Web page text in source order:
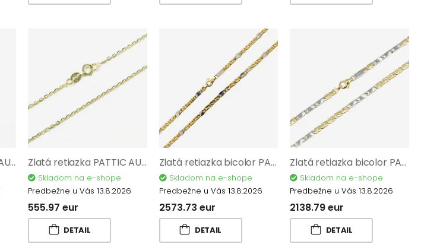
Zlatá retiazka PATTIC AU 585/1000 1,10 gr CA00202-42 Zlatá retiazka PATTIC AU 585/1000 2,30 gr CA00102-45
Skladom na e-shope
Predbežne u Vás 13.8.2026
555.97 eur
DETAIL
Zlatá retiazka bicolor PATTIC AU 585/1000 10,65 gr BA146602-55
Skladom na e-shope
Predbežne u Vás 13.8.2026
2573.73 eur
DETAIL
Zlatá retiazka bicolor PATTIC AU 585/1000 8,85 gr BA212402-50
Skladom na e-shope
Predbežne u Vás 13.8.2026
2138.79 eur
DETAIL